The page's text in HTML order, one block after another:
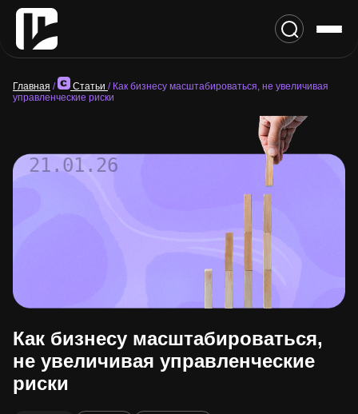
Главная / Статьи / Как бизнесу масштабироваться, не увеличивая
управленческие риски
21.01.26
Как бизнесу масштабироваться,
не увеличивая управленческие
риски